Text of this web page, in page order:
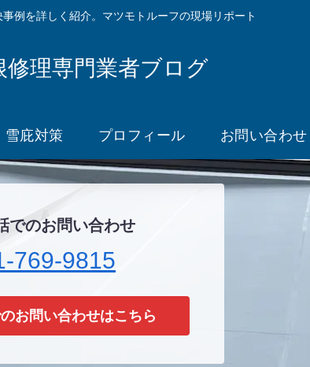
例を詳しく紹介。マツモトルーフの現場リポート
修理専門業者ブログ
雪庇対策 プロフィール お問い合わせ
でのお問い合わせ
769-9815
お問い合わせはこちら